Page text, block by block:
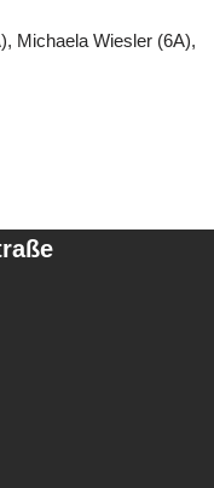
Michaela Wiesler (6A),